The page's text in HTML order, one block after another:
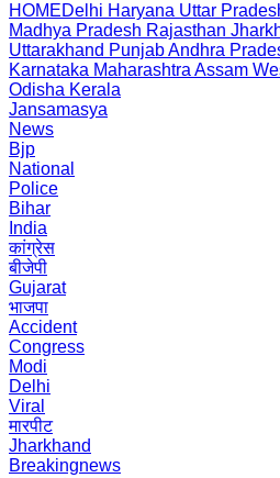
HOMEDelhi Haryana Uttar
Madhya Pradesh Rajasthan
Uttarakhand PunjabAndhra
Karnataka Maharashtra Assam
Odisha Kerala
Jansamasya
News
Bjp
National
Police
Bihar
India
कांग्रेस
बीजेपी
Gujarat
भाजपा
Accident
Congress
Modi
Delhi
Viral
मारपीट
Jharkhand
Breakingnews